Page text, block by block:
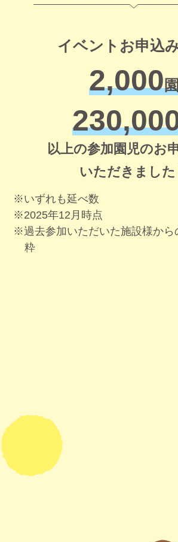
イベントお申込
2,000
以上の参加園児のお
いただきました
※いずれも延べ数​
※2025年12月時点​
※過去参加いただいた施設様から
粋